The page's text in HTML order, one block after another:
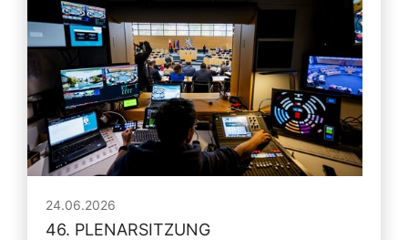
24.06.2026
46. PLENARSITZUNG